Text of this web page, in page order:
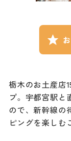
栃木のお土産店
プ。宇都宮駅と
ので、新幹線の
ピングを楽しむ